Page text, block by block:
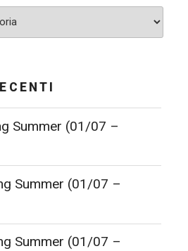
Summer (01/07 –
Summer (01/07 –
Summer (01/07 –